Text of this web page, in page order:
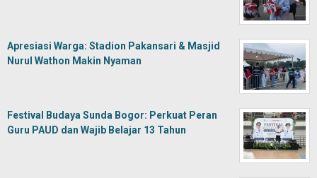
Apresiasi Warga: Stadion Pakansari & Masjid
Nurul Wathon Makin Nyaman
Festival Budaya Sunda Bogor: Perkuat Peran
Guru PAUD dan Wajib Belajar 13 Tahun